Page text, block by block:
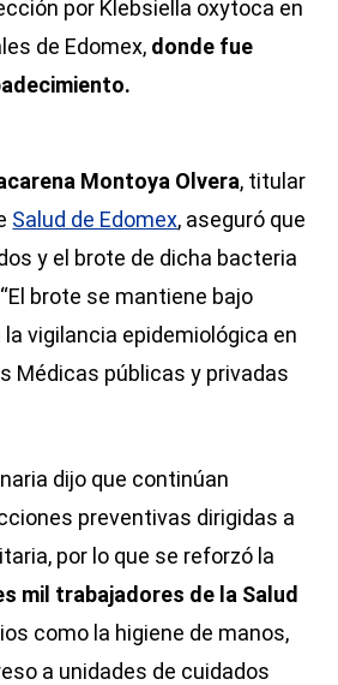
por Klebsiella oxytoca en
de Edomex, donde fue
Montoya Olvera, titular
Salud de Edomex, aseguró que
y el brote de dicha bacteria
brote se mantiene bajo
vigilancia epidemiológica en
Médicas públicas y privadas
dijo que continúan
preventivas dirigidas a
por lo que se reforzó la
mil trabajadores de la Salud
como la higiene de manos,
a unidades de cuidados